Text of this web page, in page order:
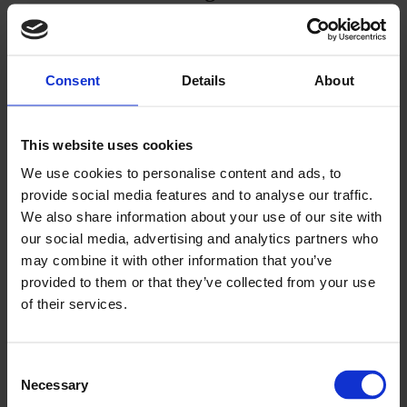
Consent Details About
This website uses cookies
We use cookies to personalise content and ads, to
provide social media features and to analyse our traffic.
We also share information about your use of our site with
our social media, advertising and analytics partners who
may combine it with other information that you’ve
provided to them or that they’ve collected from your use
of their services.
Selection
Necessary
hele landet – et tydelig tegn på bredden
Bakar – Jon AS (Gloppen), Bakerinnen AS
(Harstad), Braud Håndverksbakeri (Oslo),
Condelica AS (Drammen), Fager Bakst
(Nesodden), Garçon Bakeri & Konditori
AS (Lillestrøm), Grini Hjemmebakeri AS
(Bærum), H.A. Brun AS (Oslo), Larsen
Nøtterø Bakeri & Konditori AS (Færder),